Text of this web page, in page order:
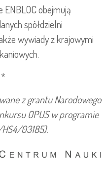
ENBLOC obejmują
spółdzielni
wywiady z krajowymi
z grantu Narodowego
OPUS w programie
03185).